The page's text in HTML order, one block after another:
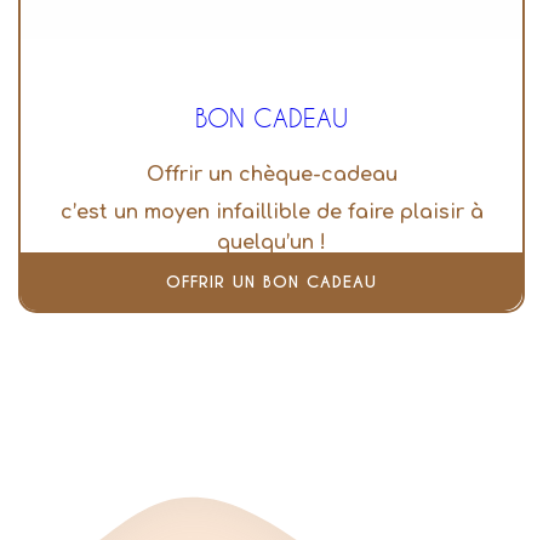
BON CADEAU
Offrir un chèque-cadeau
c’est un moyen infaillible de faire plaisir à
quelqu’un !
OFFRIR UN BON CADEAU